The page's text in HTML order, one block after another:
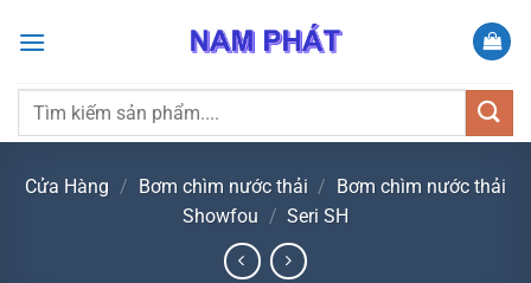
qua
dung
Tìm
Cửa Hàng / Bơm chìm nước thải / Bơm chìm nước thải
Showfou / Seri SH